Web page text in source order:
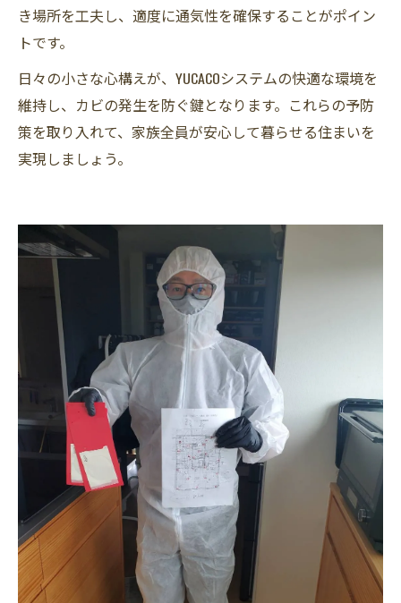
き場所を工夫し、適度に通気性を確保することがポイン
トです。
日々の小さな心構えが、YUCACOシステムの快適な環境を
維持し、カビの発生を防ぐ鍵となります。これらの予防
策を取り入れて、家族全員が安心して暮らせる住まいを
実現しましょう。